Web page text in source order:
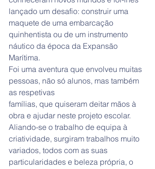
lançado um desafio: construir uma
maquete de uma embarcação
quinhentista ou de um instrumento
náutico da época da Expansão
Marítima.
Foi uma aventura que envolveu muitas
pessoas, não só alunos, mas também
as respetivas
famílias, que quiseram deitar mãos à
obra e ajudar neste projeto escolar.
Aliando-se o trabalho de equipa à
criatividade, surgiram trabalhos muito
variados, todos com as suas
particularidades e beleza própria, o